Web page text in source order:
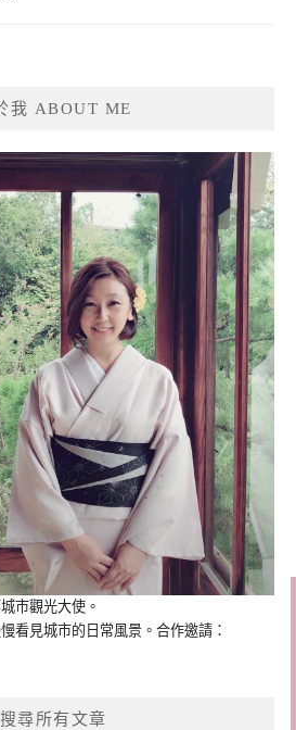
我 ABOUT ME
市觀光大使。
看見城市的日常風景。合作邀請：
搜尋所有文章